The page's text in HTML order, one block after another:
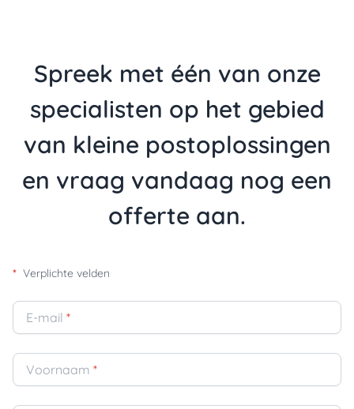
Spreek met één van onze
specialisten op het gebied
van kleine postoplossingen
en vraag vandaag nog een
offerte aan.
* Verplichte velden
E-mail *
Voornaam *